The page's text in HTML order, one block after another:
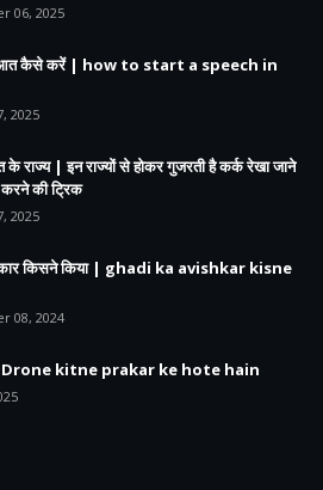
06, 2025
कैसे करें | how to start a speech in
2025
के राज्य | इन राज्यों से होकर गुजरती है कर्क रेखा जाने
की ट्रिक
2025
किसने किया | ghadi ka avishkar kisne
08, 2024
| Drone kitne prakar ke hote hain